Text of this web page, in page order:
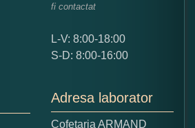
acestui produs?
5
din imagine:
fi contactat
L-V: 8:00-18:00
S-D: 8:00-16:00
Adresa laborator
Cofetaria ARMAND